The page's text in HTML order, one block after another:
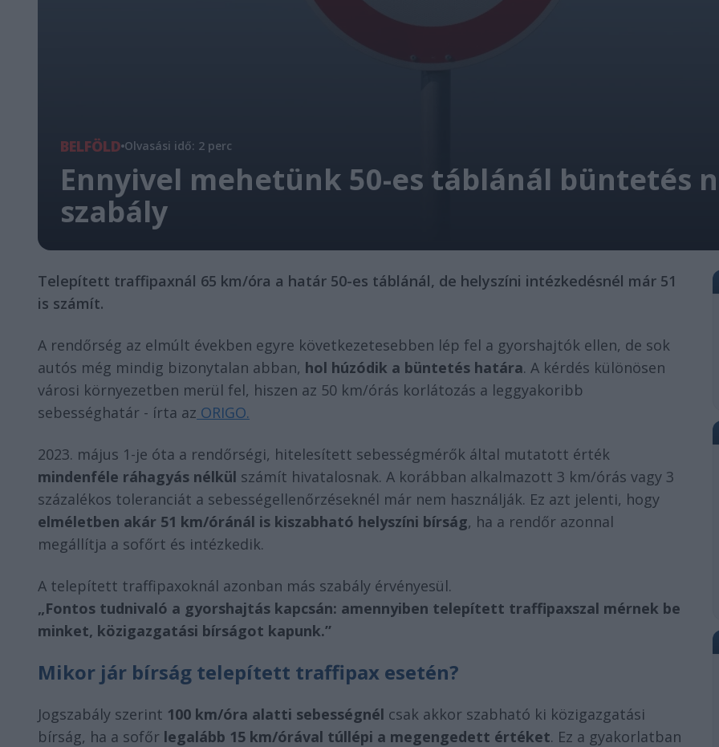
BELFÖLD Olvasási idő: 2 perc
Ennyivel mehetünk 50-es táblánál büntetés
szabály
Telepített traffipaxnál 65 km/óra a határ 50-es táblánál, de helyszíni intézkedésnél már 51
is számít.
A rendőrség az elmúlt években egyre következetesebben lép fel a gyorshajtók ellen, de sok
autós még mindig bizonytalan abban, hol húzódik a büntetés határa. A kérdés különösen
városi környezetben merül fel, hiszen az 50 km/órás korlátozás a leggyakoribb
sebességhatár - írta az ORIGO.
2023. május 1-je óta a rendőrségi, hitelesített sebességmérők által mutatott érték
mindenféle ráhagyás nélkül számít hivatalosnak. A korábban alkalmazott 3 km/órás vagy 3
százalékos toleranciát a sebességellenőrzéseknél már nem használják. Ez azt jelenti, hogy
elméletben akár 51 km/óránál is kiszabható helyszíni bírság, ha a rendőr azonnal
megállítja a sofőrt és intézkedik.
A telepített traffipaxoknál azonban más szabály érvényesül.
„Fontos tudnivaló a gyorshajtás kapcsán: amennyiben telepített traffipaxszal mérnek be
minket, közigazgatási bírságot kapunk.”
Mikor jár bírság telepített traffipax esetén?
Jogszabály szerint 100 km/óra alatti sebességnél csak akkor szabható ki közigazgatási
bírság, ha a sofőr legalább 15 km/órával túllépi a megengedett értéket. Ez a gyakorlatban